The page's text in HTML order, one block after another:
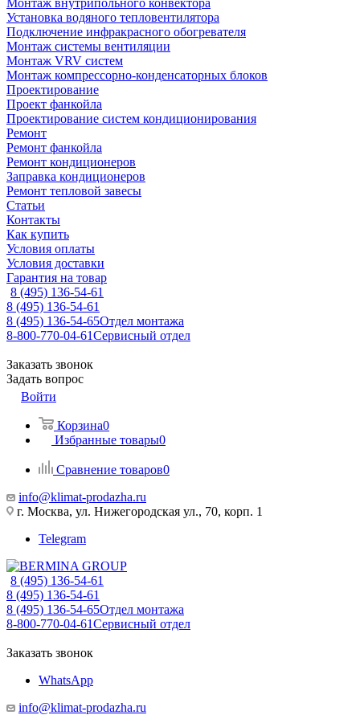
Монтаж внутрипольного конвектора
Установка водяного тепловентилятора
Подключение инфракрасного обогревателя
Монтаж системы вентиляции
Монтаж VRV систем
Монтаж компрессорно-конденсаторных блоков
Проектирование
Проект фанкойла
Проектирование систем кондиционирования
Ремонт
Ремонт фанкойла
Ремонт кондиционеров
Заправка кондиционеров
Ремонт тепловой завесы
Статьи
Контакты
Как купить
Условия оплаты
Условия доставки
Гарантия на товар
8 (495) 136-54-61
8 (495) 136-54-61
8 (495) 136-54-65Отдел монтажа
8-800-770-04-61Сервисный отдел
Заказать звонок
Задать вопрос
Войти
Корзина0
Избранные товары0
Сравнение товаров0
info@klimat-prodazha.ru
г. Москва, ул. Нижегородская ул., 70, корп. 1
Telegram
8 (495) 136-54-61
8 (495) 136-54-61
8 (495) 136-54-65Отдел монтажа
8-800-770-04-61Сервисный отдел
Заказать звонок
WhatsApp
info@klimat-prodazha.ru